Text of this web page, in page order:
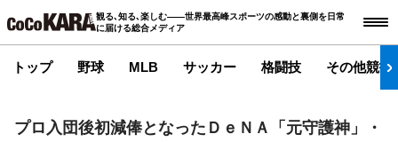
観る､知る､楽しむ――世界最高峰スポーツの感動と裏側を日常
に届ける総合メディア
トップ 野球 MLB サッカー 格闘技 その他競技
プロ入団後初減俸となったＤｅＮＡ「元守護神」・